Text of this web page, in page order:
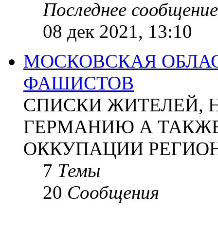
Последнее сообщение
08 дек 2021, 13:10
МОСКОВСКАЯ
ФАШИСТОВ
СПИСКИ ЖИТЕЛЕЙ,
ГЕРМАНИЮ А
ОККУПАЦИИ
7 Темы
20 Сообщения